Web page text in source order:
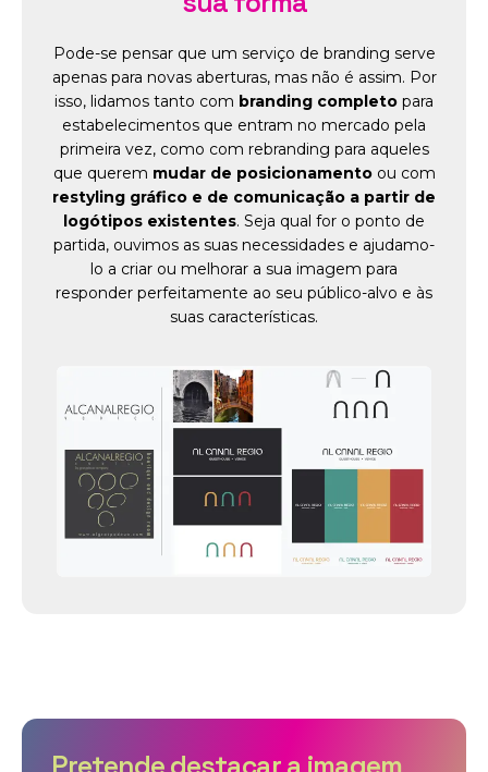
Pode-se pensar que um serviço de branding serve
apenas para novas aberturas, mas não é assim. Por
isso, lidamos tanto com branding completo para
estabelecimentos que entram no mercado pela
primeira vez, como com rebranding para aqueles
que querem mudar de posicionamentoou com
restyling gráfico e de comunicação a partir de
logótipos existentes. Seja qual for o ponto de
partida, ouvimos as suas necessidades e ajudamo-
lo a criar ou melhorar a sua imagem para
responder perfeitamente ao seu público-alvo e às
suas características.
Pretende destacar a imagem